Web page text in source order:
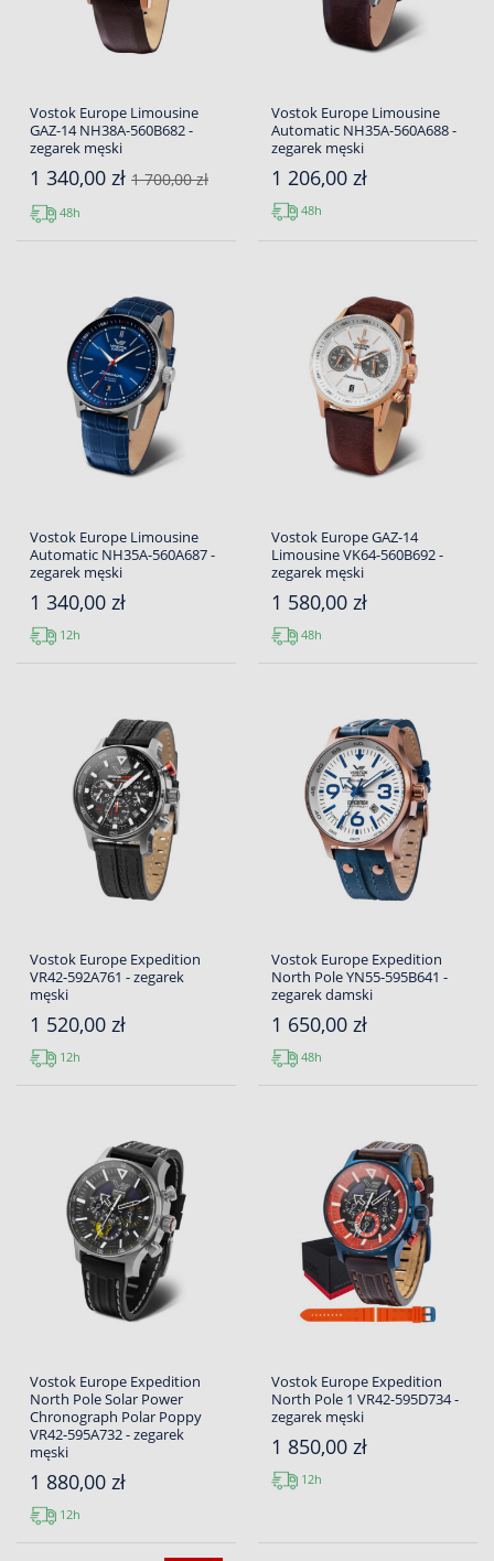
Vostok Europe Limousine
GAZ-14 NH38A-560B682 -
zegarek męski
1 340,00 zł 1 700,00 zł
48h
Vostok Europe Limousine
Automatic NH35A-560A688 -
zegarek męski
1 206,00 zł
48h
Vostok Europe Limousine
Automatic NH35A-560A687 -
zegarek męski
1 340,00 zł
12h
Vostok Europe GAZ-14
Limousine VK64-560B692 -
zegarek męski
1 580,00 zł
48h
Vostok Europe Expedition
VR42-592A761 - zegarek
męski
1 520,00 zł
12h
Vostok Europe Expedition
North Pole YN55-595B641 -
zegarek damski
1 650,00 zł
48h
Vostok Europe Expedition
North Pole Solar Power
Chronograph Polar Poppy
VR42-595A732 - zegarek
męski
1 880,00 zł
12h
Vostok Europe Expedition
North Pole 1 VR42-595D734 -
zegarek męski
1 850,00 zł
12h